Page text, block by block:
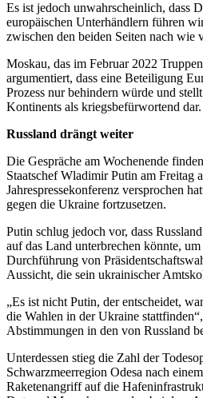
Es ist jedoch unwahrscheinlich, dass
europäischen Unterhändlern führen
zwischen den beiden Seiten nach wie
Moskau, das im Februar 2022
argumentiert, dass eine Beteiligung
Prozess nur behindern würde und
Kontinents als kriegsbefürwortend dar.
Russland drängt weiter
Die Gespräche am Wochenende
Staatschef Wladimir Putin am Freitag
Jahrespressekonferenz versprochen
gegen die Ukraine fortzusetzen.
Putin schlug jedoch vor, dass
auf das Land unterbrechen könnte,
Durchführung von
Aussicht, die sein ukrainischer
„Es ist nicht Putin, der entscheidet,
die Wahlen in der Ukraine
Abstimmungen in den von Russland
Unterdessen stieg die Zahl der
Schwarzmeerregion Odesa nach
Raketenangriff auf die